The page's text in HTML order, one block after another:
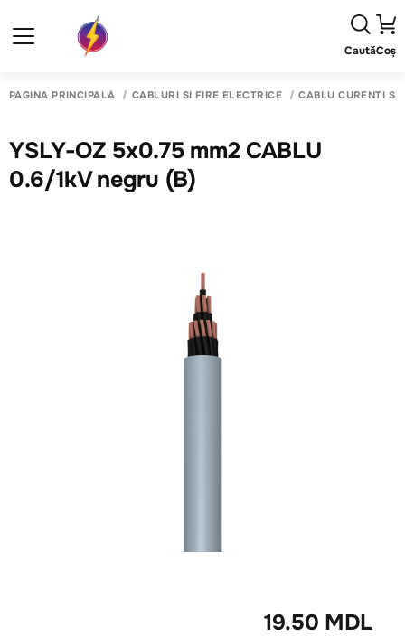
CautăCoș
PAGINA PRINCIPALĂ CABLURI SI FIRE ELECTRICE CABLU CURENTI
YSLY-OZ 5x0.75 mm2 CABLU
0.6/1kV negru (B)
19.50 MDL